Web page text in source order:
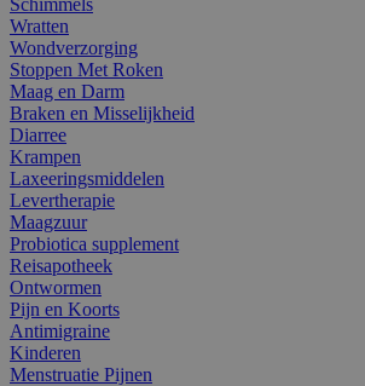
Wratten
Wondverzorging
Stoppen Met Roken
Maag en Darm
Braken en Misselijkheid
Diarree
Krampen
Laxeeringsmiddelen
Levertherapie
Maagzuur
Probiotica supplement
Reisapotheek
Ontwormen
Pijn en Koorts
Antimigraine
Kinderen
Menstruatie Pijnen